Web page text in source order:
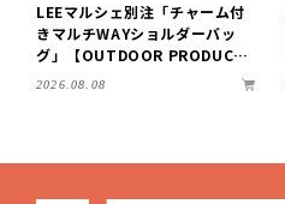
LEEマルシェ別注「チャーム付
きマルチWAYショルダーバッ
グ」【OUTDOOR PRODUCT
S ×LEE100人隊】第3弾はリッ
2026.08.08